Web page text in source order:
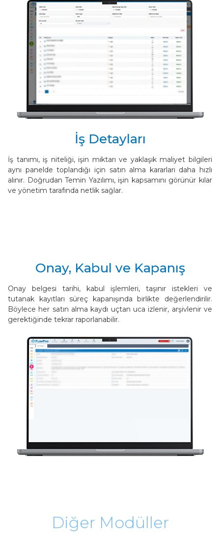
İş Detayları
İş tanımı, iş niteliği, işin miktarı ve yaklaşık maliyet bilgileri
aynı panelde toplandığı için satın alma kararları daha hızlı
alınır. Doğrudan Temin Yazılımı, işin kapsamını görünür kılar
ve yönetim tarafında netlik sağlar.
Onay, Kabul ve Kapanış
Onay belgesi tarihi, kabul işlemleri, taşınır istekleri ve
tutanak kayıtları süreç kapanışında birlikte değerlendirilir.
Böylece her satın alma kaydı uçtan uca izlenir, arşivlenir ve
gerektiğinde tekrar raporlanabilir.
Diğer Modüller